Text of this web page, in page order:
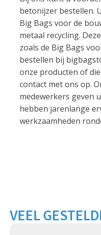
betonijzer bestellen.
Big Bags voor de
metaal recycling.
zoals de Big Bags
bestellen bij
onze producten of
contact met ons op.
medewerkers geven
hebben jarenlange
werkzaamheden
VEEL